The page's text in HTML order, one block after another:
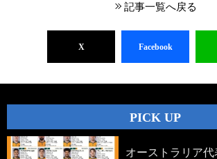
記事一覧へ戻る
X Facebook
PICK UP
オーストラリア